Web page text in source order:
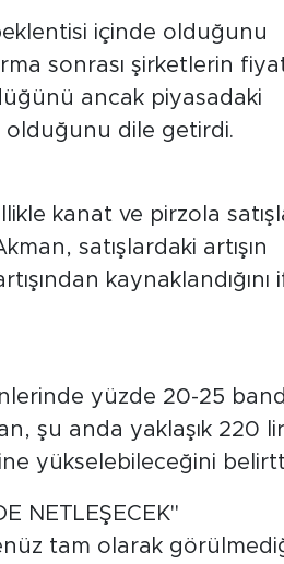
içinde olduğunu
sonrası şirketlerin
ancak piyasadaki
dile getirdi.
kanat ve pirzola
satışlardaki artışın
kaynaklandığını
yüzde 20-25
şu anda yaklaşık 220
yükselebileceğini
NETLEŞECEK"
tam olarak